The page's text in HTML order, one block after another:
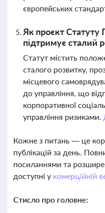
європейських
Як проєкт Статуту
підтримує сталий
Статут містить
сталого розвитку,
місцевого
до управління, що
корпоративної
управління ризиками.
Кожне з питань — це
публікацій за день.
посиланнями та
доступні у комерційній
Стисло про головне: